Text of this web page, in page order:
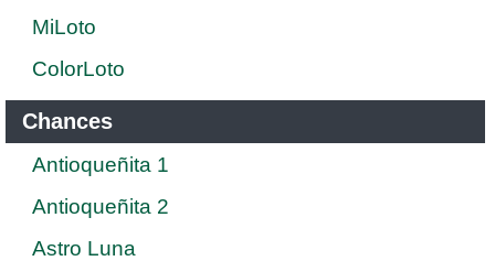
MiLoto
ColorLoto
Chances
Antioqueñita 1
Antioqueñita 2
Astro Luna